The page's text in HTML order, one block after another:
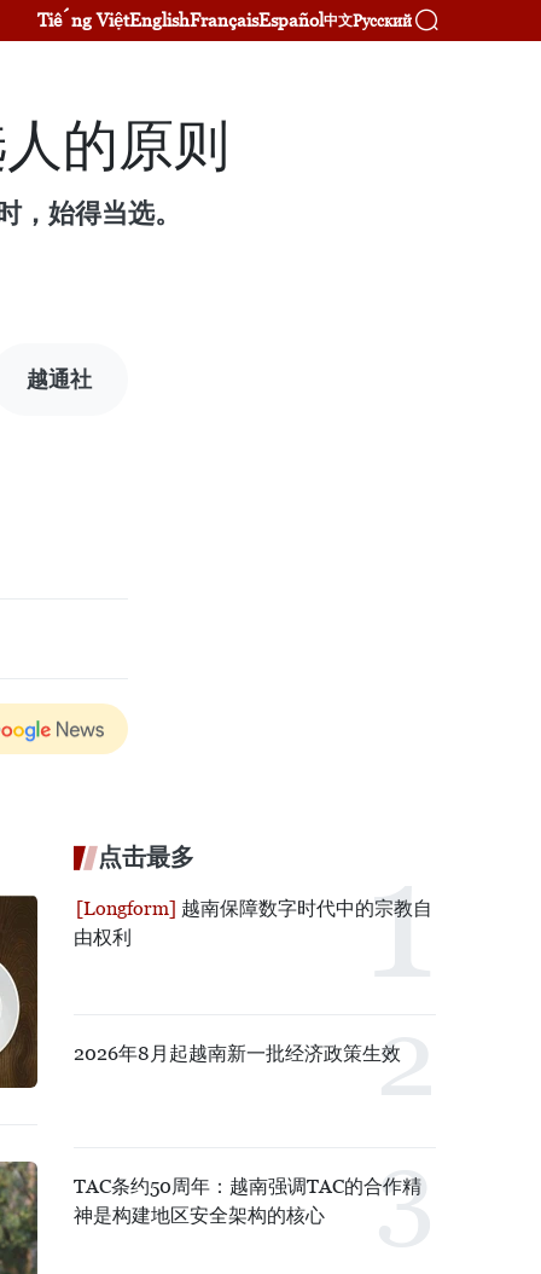
Tiếng ViệtEnglishFrançaisEspañol中文Русский
的原则
，始得当选。
越通社
点击最多
越南保障数字时代中的宗教自
由权利
2026年8月起越南新一批经济政策生效
TAC条约50周年：越南强调TAC的合作精
神是构建地区安全架构的核心